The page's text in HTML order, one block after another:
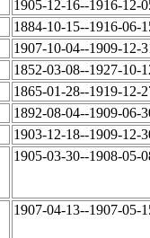
1905-12-16--1916-12-
1884-10-15--1916-06-
1907-10-04--1909-12-
1852-03-08--1927-10-
1865-01-28--1919-12-
1892-08-04--1909-06-
1903-12-18--1909-12-
1905-03-30--1908-05-
1907-04-13--1907-05-